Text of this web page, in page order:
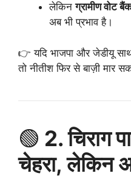
लेकिनग्रामीण वोट
अब भी प्रभाव है।
👉 यदि भाजपा और जेडीयू
तो नीतीश फिर से बाज़ी मार
🟢 2. चिराग
चेहरा, लेकिन